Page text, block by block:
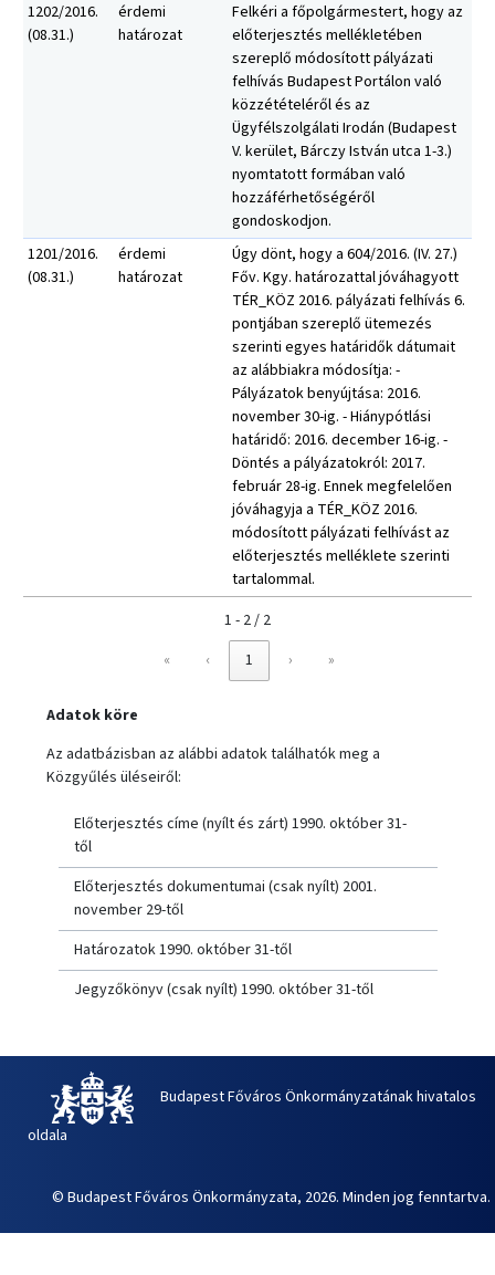
1202/2016.
(08.31.)
érdemi
határozat
Felkéri a főpolgármestert, hogy az
előterjesztés mellékletében
szereplő módosított pályázati
felhívás Budapest Portálon való
közzétételéről és az
Ügyfélszolgálati Irodán (Budapest
V. kerület, Bárczy István utca 1-3.)
nyomtatott formában való
hozzáférhetőségéről
gondoskodjon.
1201/2016.
(08.31.)
érdemi
határozat
Úgy dönt, hogy a 604/2016. (IV. 27.)
Főv. Kgy. határozattal jóváhagyott
TÉR_KÖZ 2016. pályázati felhívás 6.
pontjában szereplő ütemezés
szerinti egyes határidők dátumait
az alábbiakra módosítja: -
Pályázatok benyújtása: 2016.
november 30-ig. - Hiánypótlási
határidő: 2016. december 16-ig. -
Döntés a pályázatokról: 2017.
február 28-ig. Ennek megfelelően
jóváhagyja a TÉR_KÖZ 2016.
módosított pályázati felhívást az
előterjesztés melléklete szerinti
tartalommal.
1 - 2 / 2
«
‹ 1 › »
Adatok köre
Az adatbázisban az alábbi adatok találhatók meg a
Közgyűlés üléseiről:
Előterjesztés címe (nyílt és zárt) 1990. október 31-
től
Előterjesztés dokumentumai (csak nyílt) 2001.
november 29-től
Határozatok 1990. október 31-től
Jegyzőkönyv (csak nyílt) 1990. október 31-től
Budapest Főváros Önkormányzatának hivatalos
oldala
© Budapest Főváros Önkormányzata, 2026. Minden jog fenntartva.